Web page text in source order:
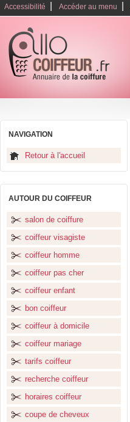
Accessibilité Accéder au menu
NAVIGATION
Retour à l'accueil
AUTOUR DU COIFFEUR
salon de coiffure
coiffeur visagiste
coiffeur homme
coiffeur pas cher
coiffeur enfant
bon coiffeur
coiffeur à domicile
coiffeur mariage
tarifs coiffeur
recherche coiffeur
horaires coiffeur
coupe de cheveux